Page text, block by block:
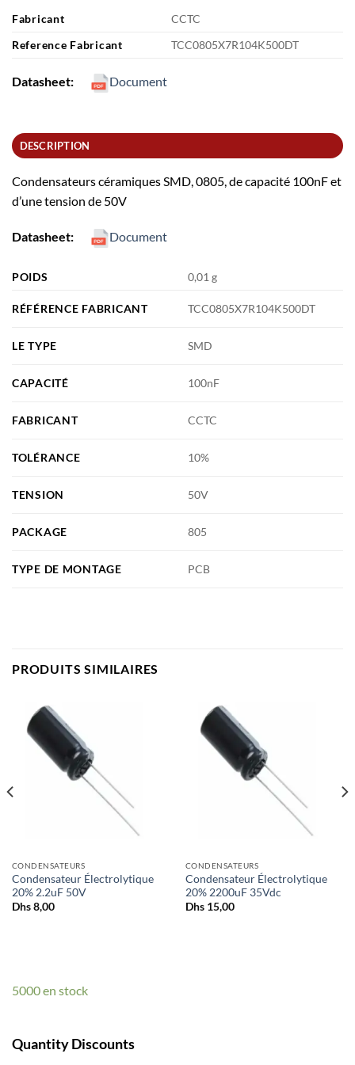
Fabricant
CCTC
Reference Fabricant
TCC0805X7R104K500DT
Datasheet: Document
DESCRIPTION
Condensateurs céramiques SMD, 0805, de capacité 100nF et
d’une tension de 50V
Datasheet: Document
POIDS 0,01 g
RÉFÉRENCE FABRICANT TCC0805X7R104K500DT
LE TYPE SMD
CAPACITÉ 100nF
FABRICANT CCTC
TOLÉRANCE 10%
TENSION 50V
PACKAGE 805
TYPE DE MONTAGE PCB
PRODUITS SIMILAIRES
CONDENSATEURS
Condensateur Électrolytique
20% 2.2uF 50V
Dhs8,00
CONDENSATEURS
Condensateur Électrolytique
20% 2200uF 35Vdc
Dhs15,00
5000 en stock
Quantity Discounts